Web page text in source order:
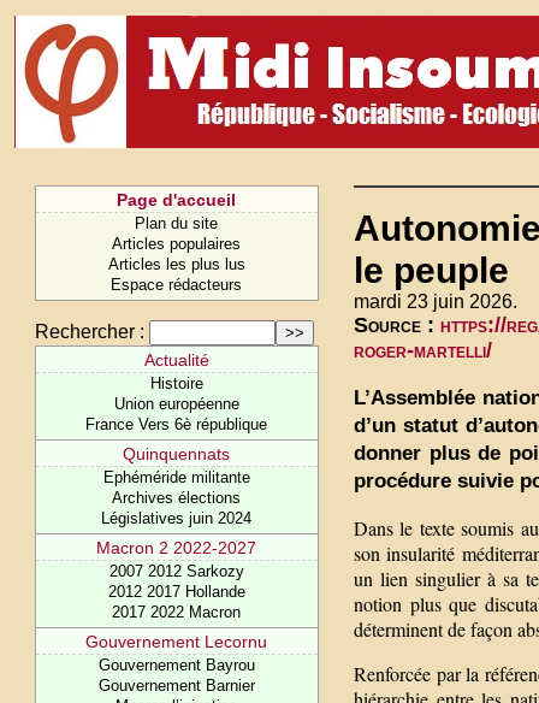
Page d'accueil
Plan du site
Articles populaires
Articles les plus lus
Espace rédacteurs
Rechercher :
Actualité
Histoire
Union européenne
France Vers 6è république
Quinquennats
Ephéméride militante
Archives élections
Législatives juin 2024
Macron 2 2022-2027
2007 2012 Sarkozy
2012 2017 Hollande
2017 2022 Macron
Gouvernement Lecornu
Gouvernement Bayrou
Gouvernement Barnier
le peuple
mardi 23 juin 2026.
Source : https://
roger-martelli/
L’Assemblée
d’un statut
donner plus de
procédure suivie
Dans le texte soumis
son insularité
un lien singulier à sa
notion plus que
déterminent de façon
Renforcée par la